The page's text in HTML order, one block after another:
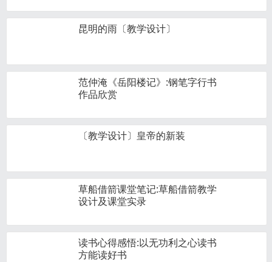
昆明的雨〔教学设计〕
范仲淹《岳阳楼记》:钢笔字行书
作品欣赏
〔教学设计〕皇帝的新装
草船借箭课堂笔记:草船借箭教学
设计及课堂实录
读书心得感悟:以无功利之心读书
方能读好书